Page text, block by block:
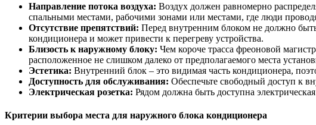
Направление потока воздуха: Воздух должен равномерно
спальными местами, рабочими зонами или местами, где люди
Отсутствие препятствий: Перед внутренним блоком не должно
кондиционера и может привести к перегреву устройства.
Близость к наружному блоку: Чем короче трасса фреоновой
расположенное не слишком далеко от предполагаемого места
Эстетика: Внутренний блок – это видимая часть кондиционера,
Доступность для обслуживания: Обеспечьте свободный доступ к
Электрическая розетка: Рядом должна быть доступна
Критерии выбора места для наружного блока кондиционера